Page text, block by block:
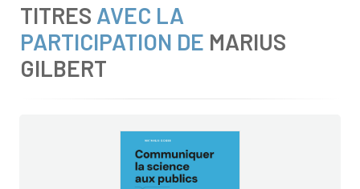
TITRES AVEC LA
PARTICIPATION DE MARIUS
GILBERT